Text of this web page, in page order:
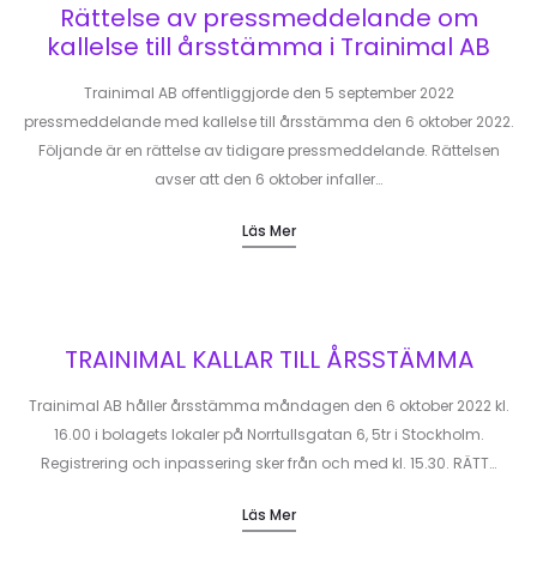
Rättelse av pressmeddelande om
kallelse till årsstämma i Trainimal AB
Trainimal AB offentliggjorde den 5 september 2022
pressmeddelande med kallelse till årsstämma den 6 oktober 2022.
Följande är en rättelse av tidigare pressmeddelande. Rättelsen
avser att den 6 oktober infaller…
Läs Mer
TRAINIMAL KALLAR TILL ÅRSSTÄMMA
Trainimal AB håller årsstämma måndagen den 6 oktober 2022 kl.
16.00 i bolagets lokaler på Norrtullsgatan 6, 5tr i Stockholm.
Registrering och inpassering sker från och med kl. 15.30. RÄTT…
Läs Mer